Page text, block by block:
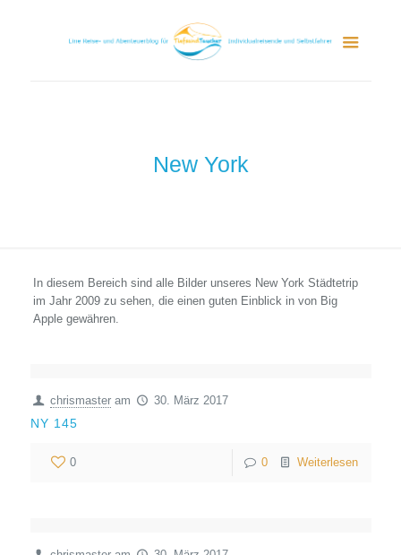
New York
In diesem Bereich sind alle Bilder unseres New York Städtetrip
im Jahr 2009 zu sehen, die einen guten Einblick in von Big
Apple gewähren.
chrismaster am 30. März 2017
NY 145
0 0 Weiterlesen